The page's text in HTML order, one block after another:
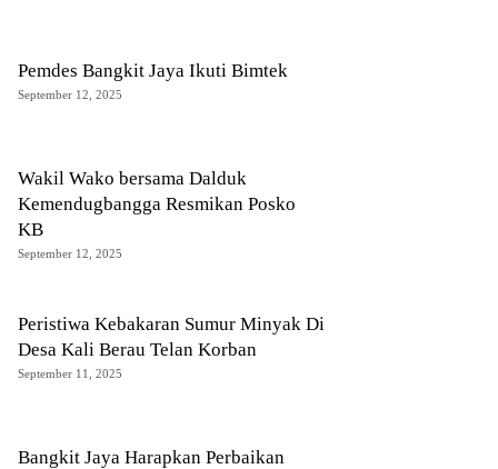
Pemdes Bangkit Jaya Ikuti Bimtek
September 12, 2025
Wakil Wako bersama Dalduk
Kemendugbangga Resmikan Posko
KB
September 12, 2025
Peristiwa Kebakaran Sumur Minyak Di
Desa Kali Berau Telan Korban
September 11, 2025
Bangkit Jaya Harapkan Perbaikan